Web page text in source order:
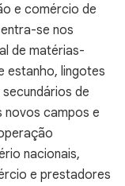
e comércio de
se nos
de matérias-
estanho, lingotes
de
novos campos e
nacionais,
e prestadores